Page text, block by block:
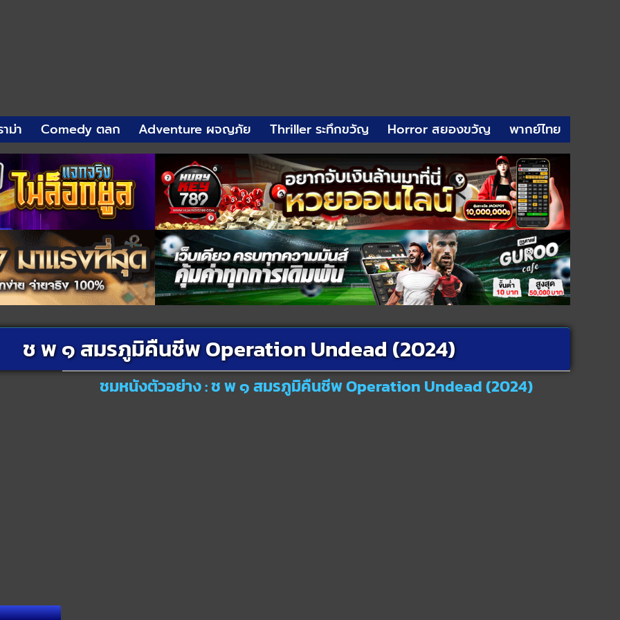
ม่า Comedy ตลก Adventure ผจญภัย Thriller ระทึกขวัญ Horror สยองขวัญ พากย์ไทย
ช พ ๑ สมรภูมิคืนชีพ Operation Undead (2024)
ชมหนังตัวอย่าง : ช พ ๑ สมรภูมิคืนชีพ Operation Undead (2024)